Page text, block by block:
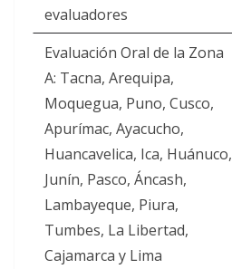
evaluadores
Evaluación Oral de la Zona
A: Tacna, Arequipa,
Moquegua, Puno, Cusco,
Apurímac, Ayacucho,
Huancavelica, Ica, Huánuco,
Junín, Pasco, Áncash,
Lambayeque, Piura,
Tumbes, La Libertad,
Cajamarca y Lima